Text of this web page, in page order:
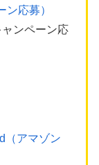
ン応募）
ンペーン応
（アマゾン